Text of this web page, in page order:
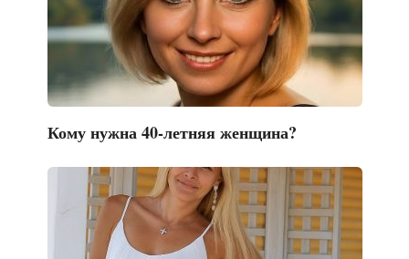
Кому нужна 40-летняя женщина?